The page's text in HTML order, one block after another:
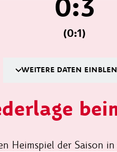
0:3
(0:1)
WEITERE DATEN
Heimspiel der Saison